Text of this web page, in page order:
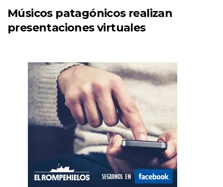
Músicos patagónicos realizan
presentaciones virtuales